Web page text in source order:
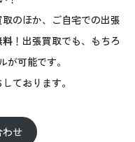
のほか、ご自宅での出張
料 ！出張買取でも、もちろ
可能です。
ております。
わせ